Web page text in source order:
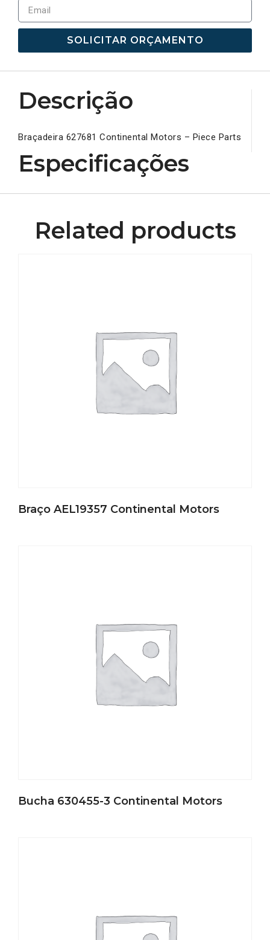
SOLICITAR ORÇAMENTO
Descrição
Braçadeira 627681 Continental Motors – Piece Parts
Especificações
Related products
Braço AEL19357 Continental Motors
Bucha 630455-3 Continental Motors